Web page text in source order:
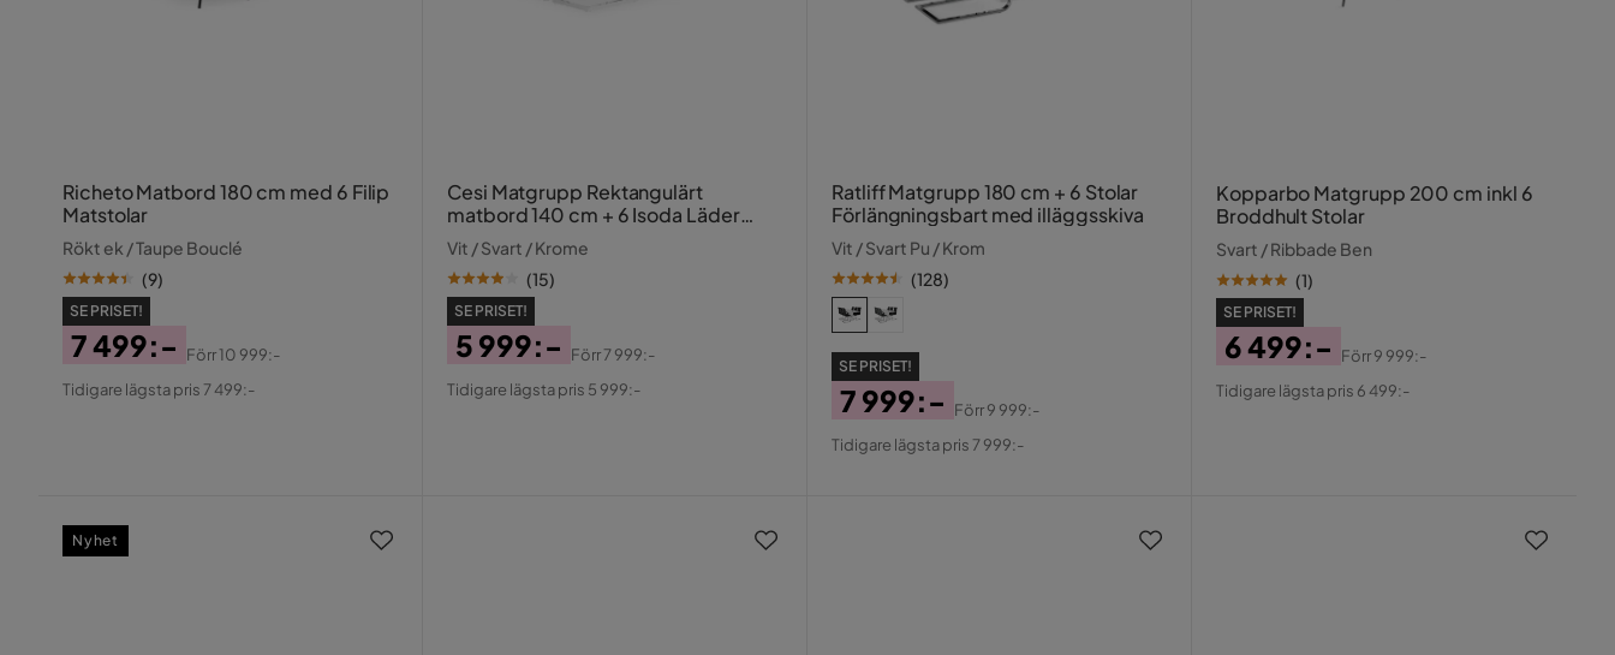
Richeto Matbord 180 cm med 6 Filip
Matstolar
Rökt ek / Taupe Bouclé
(9)
SE PRISET!
Pris
7 499:-
Original
Förr10 999:-
Tidigare lägsta pris 7 499:-
Cesi Matgrupp Rektangulärt
matbord 140 cm + 6 Isoda Läder
Marstolar
Vit / Svart / Krome
(15)
SE PRISET!
Pris
5 999:-
Original
Förr7 999:-
Tidigare lägsta pris 5 999:-
Ratliff Matgrupp 180 cm + 6 Stolar
Förlängningsbart med illäggsskiva
Vit / Svart Pu / Krom
(128)
SE PRISET!
Pris
7 999:-
Original
Förr9 999:-
Tidigare lägsta pris 7 999:-
Kopparbo Matgrupp 200 cm inkl 6
Broddhult Stolar
Svart / Ribbade Ben
(1)
SE PRISET!
Pris
6 499:-
Original
Förr9 999:-
Tidigare lägsta pris 6 499:-
Nyhet